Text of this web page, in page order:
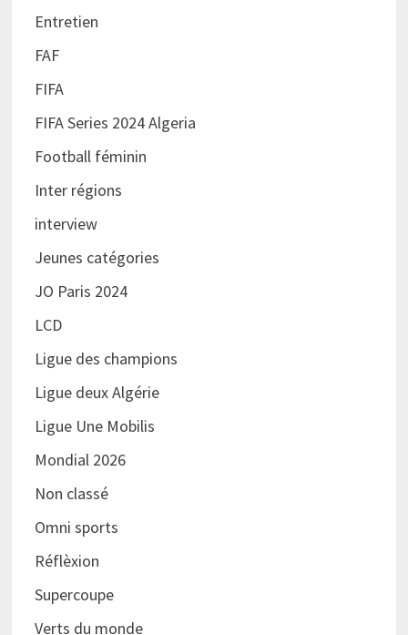
Entretien
FAF
FIFA
FIFA Series 2024 Algeria
Football féminin
Inter régions
interview
Jeunes catégories
JO Paris 2024
LCD
Ligue des champions
Ligue deux Algérie
Ligue Une Mobilis
Mondial 2026
Non classé
Omni sports
Réflèxion
Supercoupe
Verts du monde